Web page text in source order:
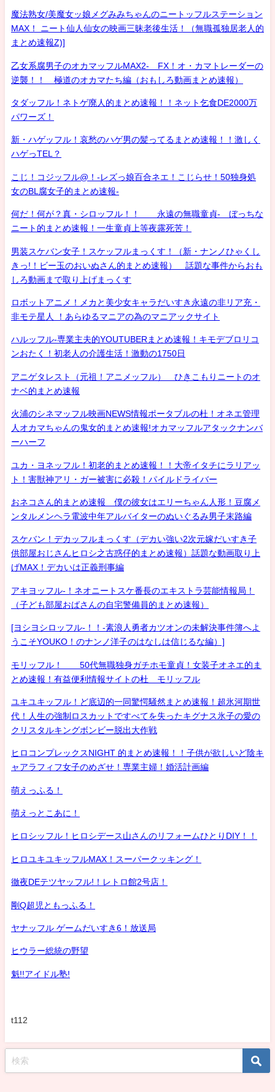
魔法熟女/美魔女ッ娘メグみみちゃんのニートッフルステーション
MAX！ ニート仙人仙女の映画三昧老後生活！（無職孤独居老人的
まとめ速報Z)]
乙女系腐男子のオカマッフルMAX2- FX！オ・カマトレーダーの
逆襲！！ 極道のオカマたち編（おもしろ動画まとめ速報）
タダッフル！ネトゲ廃人的まとめ速報！！ネット乞食DE2000万
パワーズ！
新・ハゲッフル！哀愁のハゲ男の髪ってるまとめ速報！！激しく
ハゲっTEL？
こじ！コジッフル@！-レズっ娘百合ネエ！こじらせ！50独身処
女のBL腐女子的まとめ速報-
何だ！何が？真・シロッフル！！ 永遠の無職童貞- ぼっちな
ニート的まとめ速報！一生童貞上等夜露死苦！
男装スケバン女子！スケッフルまっくす！（新・ナンノひゃくし
きっ!！ビー玉のおいぬさん的まとめ速報） 話題な事件からおも
しろ動画まで取り上げまっくす
ロボットアニメ！メカと美少女キャラだいすき永遠の非リア充・
非モテ星人 ！あらゆるマニアの為のマニアックサイト
ハルッフル-専業主夫的YOUTUBERまとめ速報！キモデブロリコ
ンおたく！初老人の介護生活！激動の1750日
アニゲタレスト（元祖！アニメッフル） ひきこもりニートのオ
ナベ的まとめ速報
火浦のシネマッフル映画NEWS情報ポータブルの杜！オネエ管理
人オカマちゃんの鬼女的まとめ速報!オカマッフルアタックナンバ
ーハーフ
ユカ・ヨネッフル！初老的まとめ速報！！大帝イタチにラリアッ
ト！害獣神アリ・ガー被害に必殺！パイルドライバー
おネコさん的まとめ速報 僕の彼女はエリーちゃん人形！豆腐メ
ンタルメンヘラ電波中年アルバイターのぬいぐるみ男子末路編
スケバン！デカッフルまっくす（デカい強い2次元嫁だいすき子
供部屋おじさんヒロシ之古惑仔的まとめ速報）話題な動画取り上
げMAX！デカいは正義刑事編
アキヨッフル-！ネオニートスケ番長のエキストラ芸能情報局！
（子ども部屋おばさんの自宅警備員的まとめ速報）
[ヨシヨシロッフル-！！-素浪人勇者カツオンの未解決事件簿へよ
うこそYOUKO！のナンノ洋子のはなしは信じるな編）]
モリッフル！ 50代無職独身ガチホモ童貞！女装子オネエ的ま
とめ速報！有益便利情報サイトの杜 モリッフル
ユキユキッフル！ど底辺的一同驚愕騒然まとめ速報！超氷河期世
代！人生の強制ロスカットですべてを失ったキグナス氷子の愛の
クリスタルキングボンビー脱出大作戦
ヒロコンプレックスNIGHT 的まとめ速報！！子供が欲しいど陰キ
ャアラフィフ女子のめざせ！専業主婦！婚活計画編
萌えっふる！
萌えっとこあに！
ヒロシッフル！ヒロシデース山さんのリフォームひとりDIY！！
ヒロユキユキッフルMAX！スーパークッキング！
徹夜DEテツヤッフル!！レトロ館2号店！
剛Q超児ともっふる！
ヤナッフル ゲームだいすき6！放送局
ヒウラー総統の野望
魁!!アイドル塾!
t112